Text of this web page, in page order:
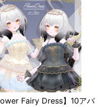
Fairy Dress】10アバ